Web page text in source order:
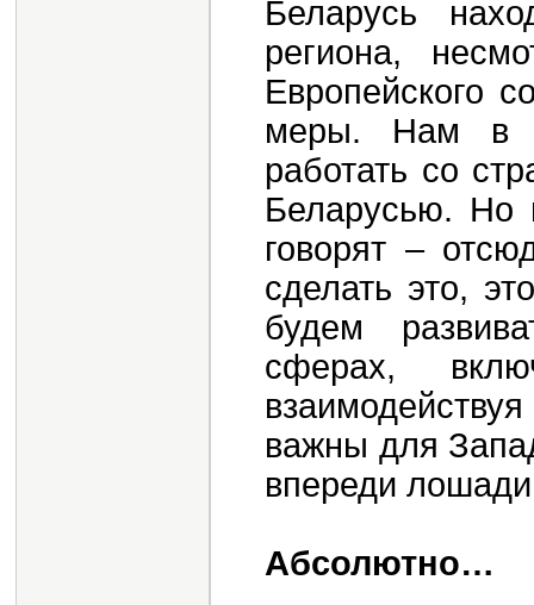
Беларусь
региона,
Европейского
меры. Нам в
работать со
Беларусью. Но
говорят –
сделать это,
будем
сферах,
важны для
впереди
Абсолютно…